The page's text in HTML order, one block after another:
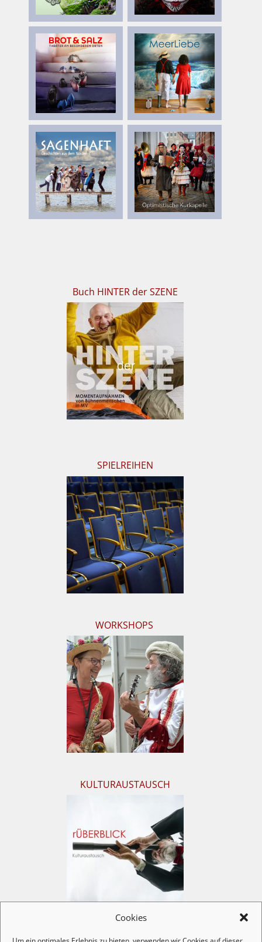
Cookies
Buch HINTER der SZENE
SPIELREIHEN
WORKSHOPS
KULTURAUSTAUSCH